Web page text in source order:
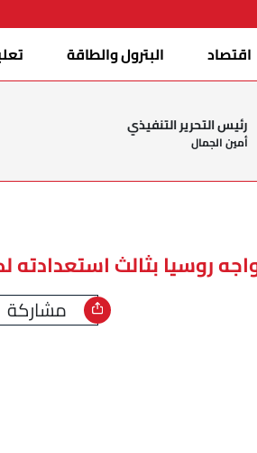
اقتصاد البترول والطاقة
رئيس التحرير التنفيذي
أمين الجمال
روسيا بثالث استعدادته
مشاركة